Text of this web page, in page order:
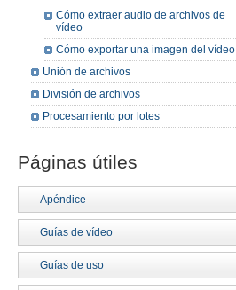
Cómo extraer audio de archivos de
vídeo
Cómo exportar una imagen del vídeo
Unión de archivos
División de archivos
Procesamiento por lotes
Páginas útiles
Apéndice
Guías de vídeo
Guías de uso